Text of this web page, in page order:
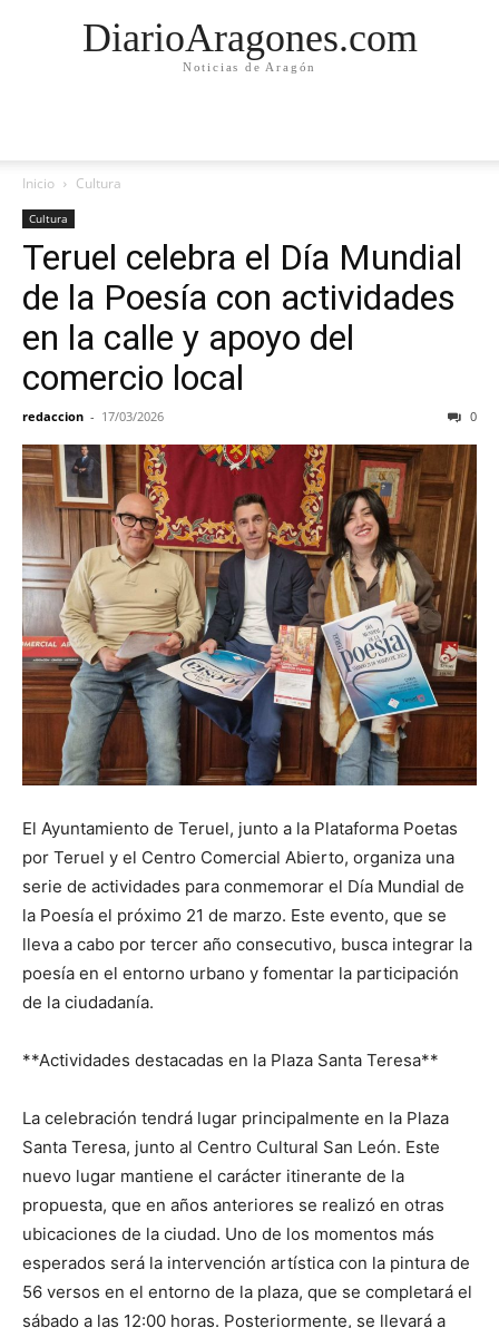
DiarioAragones.com
Noticias de Aragón
Inicio Cultura
Cultura
Teruel celebra el Día Mundial
de la Poesía con actividades
en la calle y apoyo del
comercio local
redaccion - 17/03/2026 0
El Ayuntamiento de Teruel, junto a la Plataforma Poetas
por Teruel y el Centro Comercial Abierto, organiza una
serie de actividades para conmemorar el Día Mundial de
la Poesía el próximo 21 de marzo. Este evento, que se
lleva a cabo por tercer año consecutivo, busca integrar la
poesía en el entorno urbano y fomentar la participación
de la ciudadanía.
**Actividades destacadas en la Plaza Santa Teresa**
La celebración tendrá lugar principalmente en la Plaza
Santa Teresa, junto al Centro Cultural San León. Este
nuevo lugar mantiene el carácter itinerante de la
propuesta, que en años anteriores se realizó en otras
ubicaciones de la ciudad. Uno de los momentos más
esperados será la intervención artística con la pintura de
56 versos en el entorno de la plaza, que se completará el
sábado a las 12:00 horas. Posteriormente, se llevará a